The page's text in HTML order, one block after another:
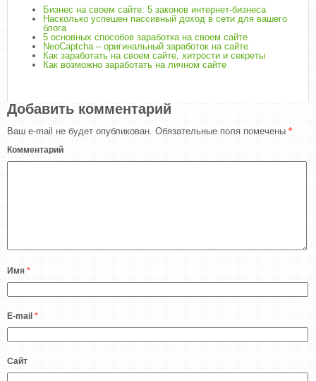
Бизнес на своем сайте: 5 законов интернет-бизнеса
Насколько успешен пассивный доход в сети для вашего
блога
5 основных способов заработка на своем сайте
NeoCaptcha – оригинальный заработок на сайте
Как заработать на своем сайте, хитрости и секреты
Как возможно заработать на личном сайте
Добавить комментарий
Ваш e-mail не будет опубликован. Обязательные поля помечены *
Комментарий
Имя *
E-mail *
Сайт